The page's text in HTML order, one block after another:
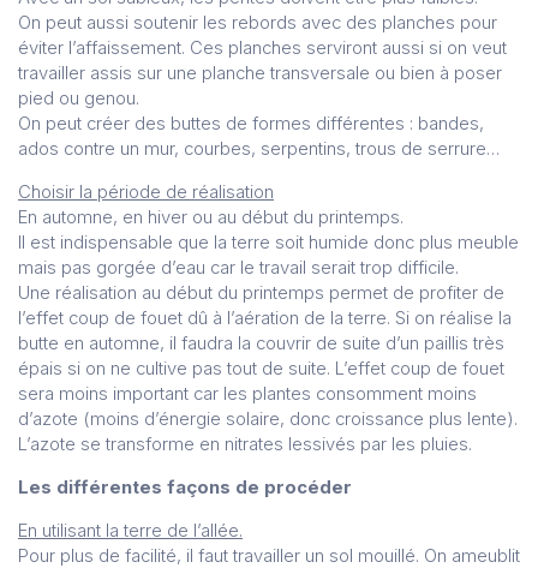
On peut aussi soutenir les rebords avec des planches pour
éviter l’affaissement. Ces planches serviront aussi si on veut
travailler assis sur une planche transversale ou bien à poser
pied ou genou.
On peut créer des buttes de formes différentes : bandes,
ados contre un mur, courbes, serpentins, trous de serrure…
Choisir la période de réalisation
En automne, en hiver ou au début du printemps.
Il est indispensable que la terre soit humide donc plus meuble
mais pas gorgée d’eau car le travail serait trop difficile.
Une réalisation au début du printemps permet de profiter de
l’effet coup de fouet dû à l’aération de la terre. Si on réalise la
butte en automne, il faudra la couvrir de suite d’un paillis très
épais si on ne cultive pas tout de suite. L’effet coup de fouet
sera moins important car les plantes consomment moins
d’azote (moins d’énergie solaire, donc croissance plus lente).
L’azote se transforme en nitrates lessivés par les pluies.
Les différentes façons de procéder
En utilisant la terre de l’allée.
Pour plus de facilité, il faut travailler un sol mouillé. On ameublit